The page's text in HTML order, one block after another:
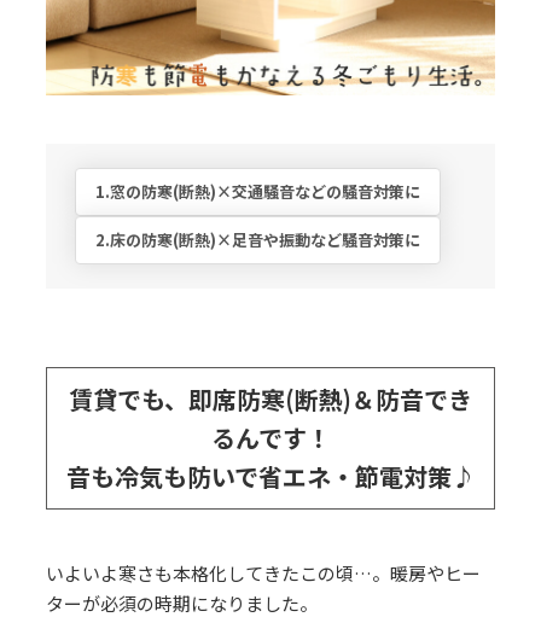
1.窓の防寒(断熱)×交通騒音などの騒音対策に
2.床の防寒(断熱)×足音や振動など騒音対策に
賃貸でも、即席防寒(断熱)＆防音でき
るんです！
音も冷気も防いで省エネ・節電対策♪
いよいよ寒さも本格化してきたこの頃…。暖房やヒー
ターが必須の時期になりました。